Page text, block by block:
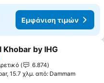
Εμφάνιση τιμών
στα αγαπημένα
Khobar by IHG
6.874
15.7 χλμ. από: Dammam